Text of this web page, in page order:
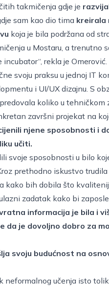
takmičenja gdje je
sam kao dio tima kreirala
koja je bila podržana od
u Mostaru, a trenutno
rekla je Omerović.
svoju praksu u jednoj IT
i UI/UX dizajnu. S
koliko u tehničkom
završni projekat na
njene sposobnosti i
učiti.
svoje sposobnosti u bilo
prethodno iskustvo
kako bih dobila što
zadatak kako bi
informacija je bila i
da je dovoljno dobro za
svoju budućnost na
neformalnog učenja isto